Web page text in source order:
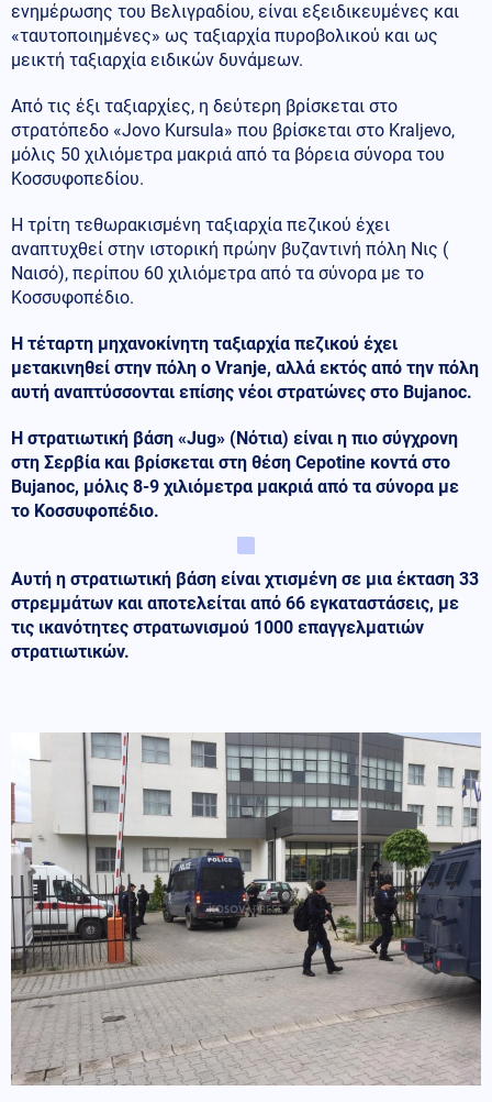
ενημέρωσης του Βελιγραδίου, είναι εξειδικευμένες και
«ταυτοποιημένες» ως ταξιαρχία πυροβολικού και ως
μεικτή ταξιαρχία ειδικών δυνάμεων.
Από τις έξι ταξιαρχίες, η δεύτερη βρίσκεται στο
στρατόπεδο «Jovo Kursula» που βρίσκεται στο Kraljevo,
μόλις 50 χιλιόμετρα μακριά από τα βόρεια σύνορα του
Κοσσυφοπεδίου.
Η τρίτη τεθωρακισμένη ταξιαρχία πεζικού έχει
αναπτυχθεί στην ιστορική πρώην βυζαντινή πόλη Νις (
Ναισό), περίπου 60 χιλιόμετρα από τα σύνορα με το
Κοσσυφοπέδιο.
Η τέταρτη μηχανοκίνητη ταξιαρχία πεζικού έχει
μετακινηθεί στην πόλη ο Vranje, αλλά εκτός από την πόλη
αυτή αναπτύσσονται επίσης νέοι στρατώνες στο Bujanoc.
Η στρατιωτική βάση «Jug» (Νότια) είναι η πιο σύγχρονη
στη Σερβία και βρίσκεται στη θέση Cepotine κοντά στο
Bujanoc, μόλις 8-9 χιλιόμετρα μακριά από τα σύνορα με
το Κοσσυφοπέδιο.
Αυτή η στρατιωτική βάση είναι χτισμένη σε μια έκταση 33
στρεμμάτων και αποτελείται από 66 εγκαταστάσεις, με
τις ικανότητες στρατωνισμού 1000 επαγγελματιών
στρατιωτικών.